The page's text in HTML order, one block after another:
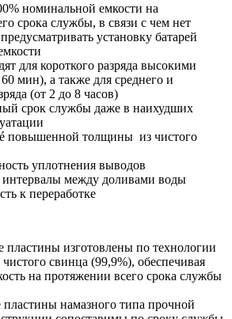
номинальной емкости на
срока службы, в связи с чем нет
установку батарей
для короткого разряда высокими
мин), а также для среднего и
(от 2 до 8 часов)
срок службы даже в наихудших
повышенной толщины из чистого
уплотнения выводов
между доливами воды
к переработке
изготовлены по технологии
свинца (99,9%), обеспечивая
на протяжении всего срока службы
намазного типа прочной